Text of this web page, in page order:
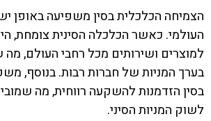
הצמיחה הכלכלית בסין משפיעה באופן
העולמי. כאשר הכלכלה הסינית צומחת,
למוצרים ושירותים מכל רחבי העולם, מה
בערך המניות של חברות רבות. בנוסף,
בסין הזדמנות להשקעה רווחית, מה
לשוק המניות הסיני.